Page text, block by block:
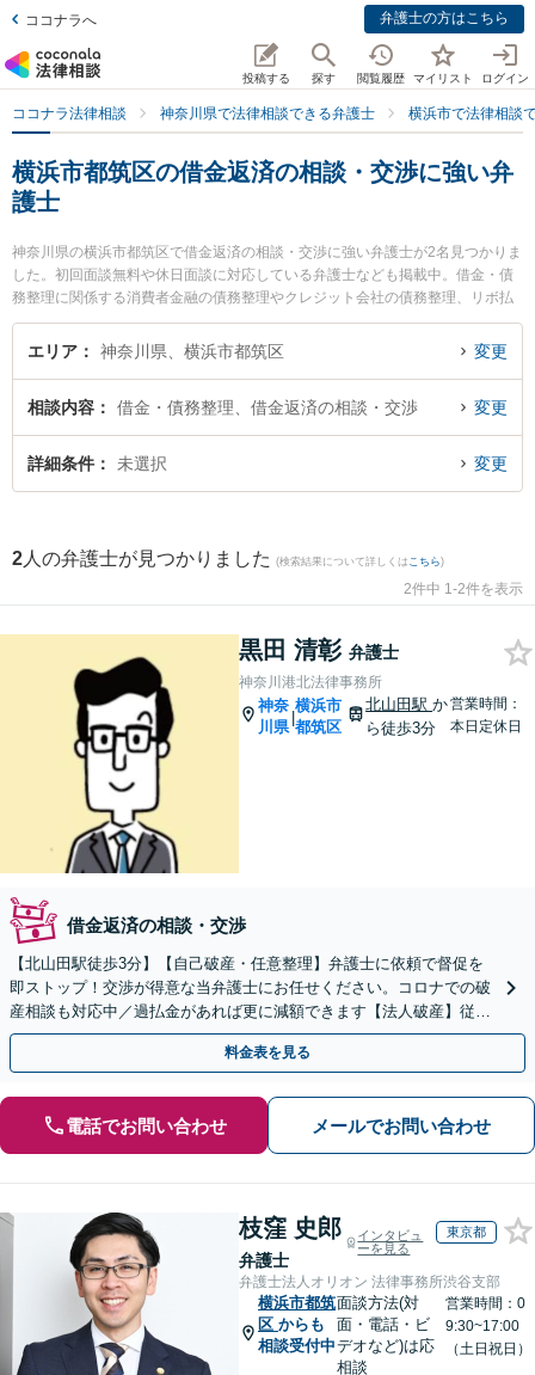
ココナラへ 弁護士の方はこちら
投稿する 探す 閲覧履歴 マイリスト ログイン
ココナラ法律相談 神奈川県で法律相談できる弁護士 横浜市で法律相談
横浜市都筑区の借金返済の相談・交渉に強い弁
護士
神奈川県の横浜市都筑区で借金返済の相談・交渉に強い弁護士が2名見つかりま
した。初回面談無料や休日面談に対応している弁護士なども掲載中。借金・債
務整理に関係する消費者金融の債務整理やクレジット会社の債務整理、リボ払
いの債務整理等の細かな分野での絞り込み検索もでき便利です。特に神奈川港
北法律事務所の黒田 清彰弁護士や都筑港北ニュータウン法律事務所の塚田 雅久
に弁護士に相談したい』『借金返済の相談・交渉のトラブル解決の実績豊富な
近くの弁護士を検索したい』『初回相談無料で借金返済の相談・交渉を法律相
談できる横浜市都筑区内の弁護士に相談予約したい』などでお困りの相談者さ
エリア 神奈川県、横浜市都筑区 変更
相談内容 借金・債務整理、借金返済の相談・交渉 変更
詳細条件 未選択 変更
2 人の弁護士が見つかりました (検索結果について詳しくは こちら)
2件中 1-2件を表示
黒田 清彰 弁護士
神奈川港北法律事務所
神奈
川県
|
横浜市
都筑区
北山田駅か
ら徒歩3分
営業時間：
本日定休日
借金返済の相談・交渉
【北山田駅徒歩3分】【自己破産・任意整理】弁護士に依頼で督促を
即ストップ！交渉が得意な当弁護士にお任せください。コロナでの破
産相談も対応中／過払金があれば更に減額できます【法人破産】従業
員の対応なども相談できます。事態が悪化する前に相談を！
料金表を見る
電話でお問い合わせ メールでお問い合わせ
枝窪 史郎
弁護士
インタビュ
ーを見る
東京都
弁護士法人オリオン 法律事務所渋谷支部
横浜市都筑
区 からも
相談受付中
面談方法(対
面・電話・ビ
デオなど)は応
相談
営業時間：0
9:30~17:00
（土日祝日）